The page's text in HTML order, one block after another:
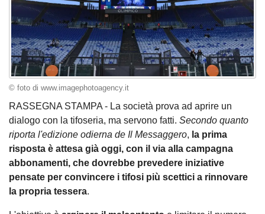
© foto di www.imagephotoagency.it
RASSEGNA STAMPA - La società prova ad aprire un
dialogo con la tifoseria, ma servono fatti. Secondo quanto
riporta l'edizione odierna de Il Messaggero, la prima
risposta è attesa già oggi, con il via alla campagna
abbonamenti, che dovrebbe prevedere iniziative
pensate per convincere i tifosi più scettici a rinnovare
la propria tessera.